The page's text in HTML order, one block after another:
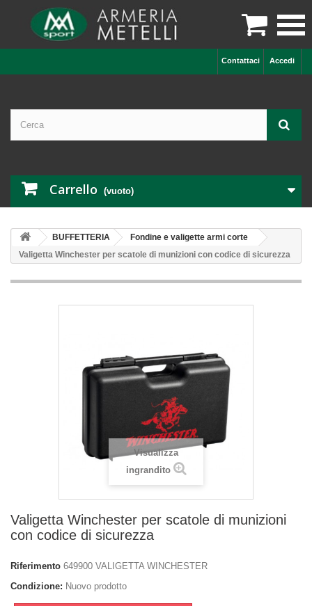

Accedi
Contattaci
Carrello (vuoto)
BUFFETTERIA
Fondine e valigette armi corte
Valigetta Winchester per scatole di munizioni con codice di sicurezza
Visualizza
ingrandito
Valigetta Winchester per scatole di munizioni
con codice di sicurezza
Riferimento 649900 VALIGETTA WINCHESTER
Condizione: Nuovo prodotto